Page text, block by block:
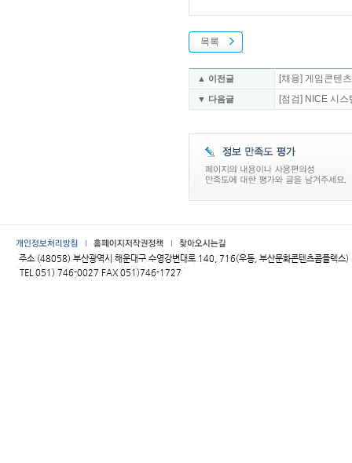
목록
▲ 이전글 [채용] 게임콘텐
▼ 다음글 [점검] NICE 시